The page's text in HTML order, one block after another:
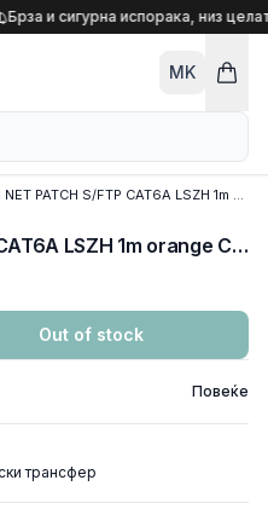
Брза и сигурна испорака, низ
MK
CABLES NET PATCH S/FTP CAT6A LSZH 1m orange Cablexpert, PP6A-LSZHCU-O-1M
CABLES NET PATCH S/FTP CAT6A LSZH 1m orange Cablexpert, PP6A-LSZHCU-O-1M
Out of stock
Повеќе
трансфер